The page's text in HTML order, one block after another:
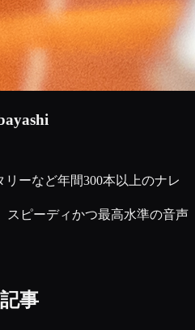
ーなど年間300本以上のナレ
スピーディかつ最高水準の音声
事